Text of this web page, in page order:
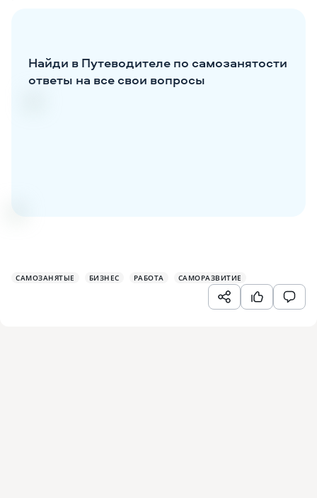
Найди в Путеводителе по самозанятости
ответы на все свои вопросы
САМОЗАНЯТЫЕ БИЗНЕС РАБОТА САМОРАЗВИТИЕ